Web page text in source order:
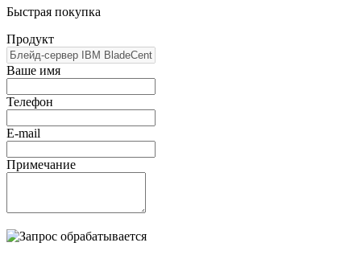
Быстрая покупка
Продукт
Ваше имя
Телефон
E-mail
Примечание